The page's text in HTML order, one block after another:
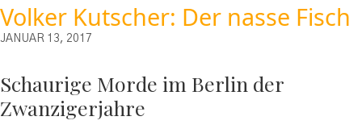
Volker Kutscher: Der nasse Fisch
JANUAR 13, 2017
Schaurige Morde im Berlin der
Zwanzigerjahre